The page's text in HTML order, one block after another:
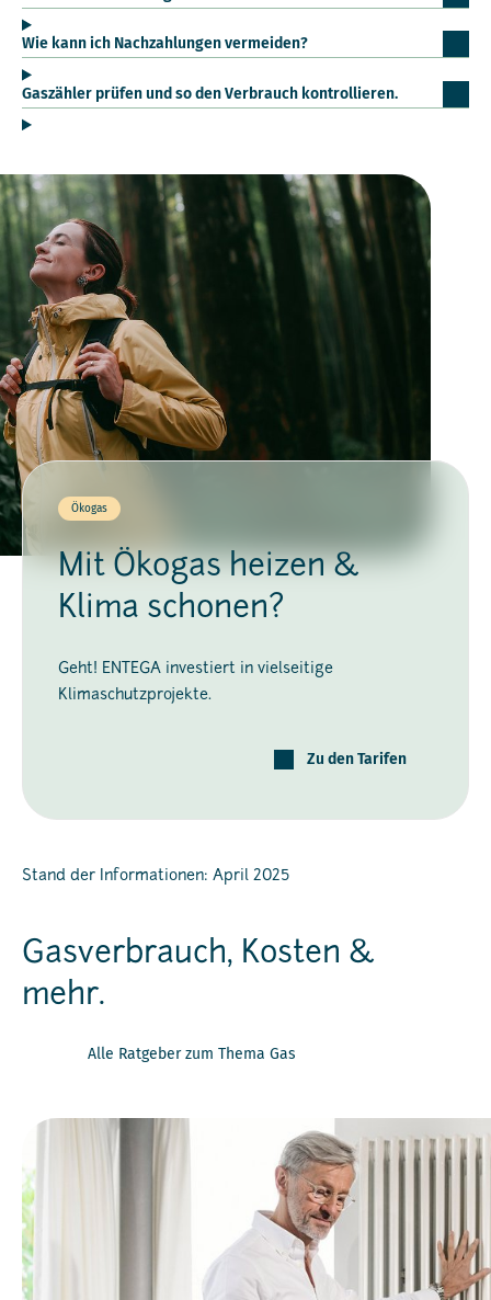
Wie kann ich Nachzahlungen vermeiden?
Gaszähler prüfen und so den Verbrauch kontrollieren.
Ökogas
Mit Ökogas heizen &
Klima schonen?
Geht! ENTEGA investiert in vielseitige
Klimaschutzprojekte.
Zu den Tarifen
Stand der Informationen: April 2025
Gasverbrauch, Kosten &
mehr.
Alle Ratgeber zum Thema Gas